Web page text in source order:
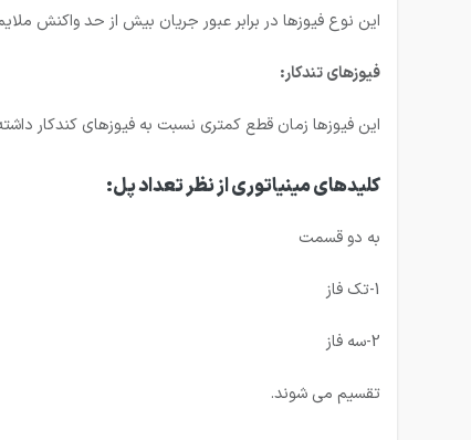
این نوع فیوزها در برابر عبور جریان بیش از حد واکنش
فیوزهای تندکار:
این فیوزها زمان قطع کمتری نسبت به فیوزهای کندکار
کلیدهای مینیاتوری از نظر تعداد پل:
به دو قسمت
1-تک فاز
2-سه فاز
تقسیم می شوند.